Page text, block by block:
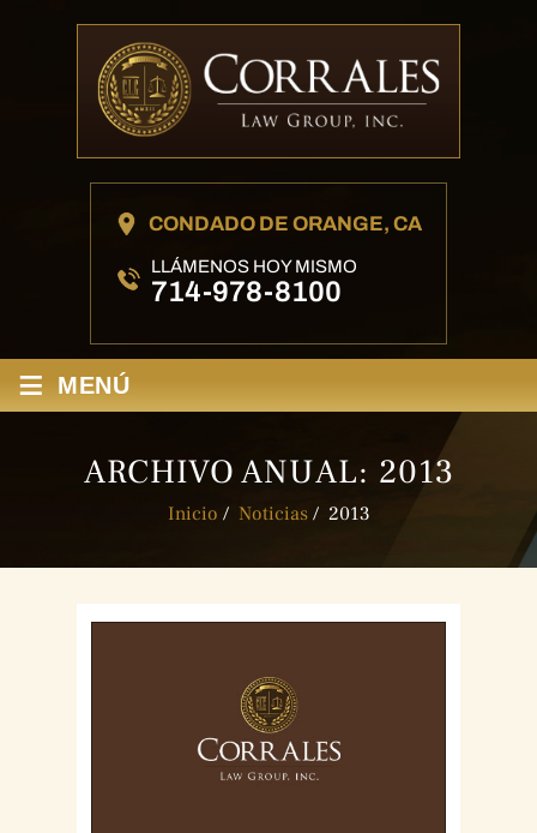
CONDADO DE ORANGE, CA
LLÁMENOS HOY MISMO
714-978-8100
≡ MENÚ
ARCHIVO ANUAL: 2013
Inicio / Noticias/ 2013